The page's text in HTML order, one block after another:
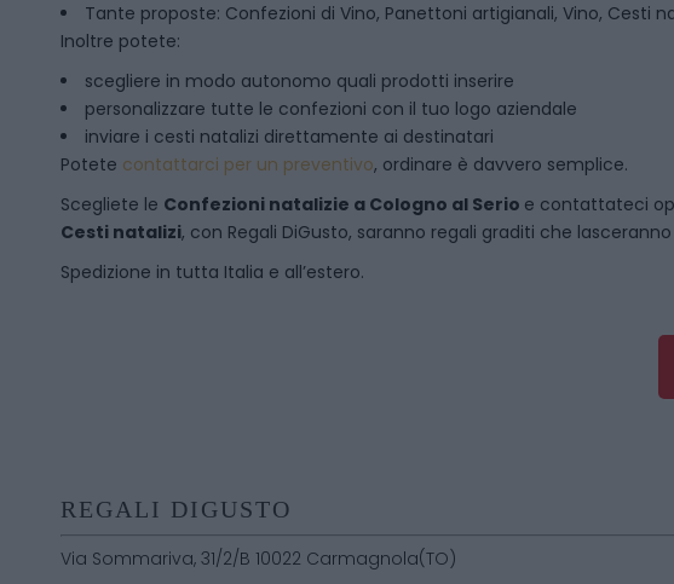
Tante proposte: Confezioni di Vino, Panettoni artigianali, Vino, Cesti
Inoltre potete:
scegliere in modo autonomo quali prodotti inserire
personalizzare tutte le confezioni con il tuo logo aziendale
inviare i cesti natalizi direttamente ai destinatari
Potete contattarci per un preventivo, ordinare è davvero semplice.
Scegliete le Confezioni natalizie a Cologno al Serio e contattateci
Cesti natalizi, con Regali DiGusto, saranno regali graditi che
Spedizione in tutta Italia e all’estero.
REGALI DIGUSTO
Via Sommariva, 31/2/B 10022 Carmagnola(TO)